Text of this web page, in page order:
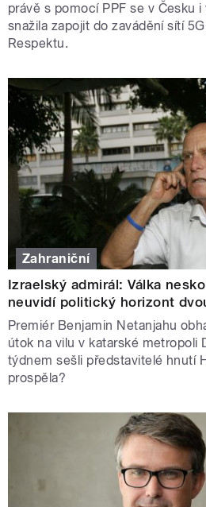
právě s pomocí PPF se v Česku
snažila zapojit do zavádění sítí
Respektu.
Zahraniční
Izraelský admirál: Válka
neuvidí politický horizont
Premiér Benjamin Netanjahu
útok na vilu v katarské metropoli
týdnem sešli představitelé hnutí
prospěla?